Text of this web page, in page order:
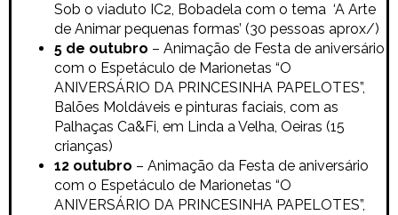
Sob o viaduto IC2, Bobadela com o tema ‘A Arte
de Animar pequenas formas’ (30 pessoas aprox/)
5 de outubro – Animação de Festa de aniversário
com o Espetáculo de Marionetas “O
ANIVERSÁRIO DA PRINCESINHA PAPELOTES”,
Balões Moldáveis e pinturas faciais, com as
Palhaças Ca&Fi, em Linda a Velha, Oeiras (15
crianças)
12 outubro – Animação da Festa de aniversário
com o Espetáculo de Marionetas “O
ANIVERSÁRIO DA PRINCESINHA PAPELOTES”,